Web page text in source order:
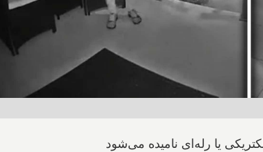
یا رله‌ای نامیده می‌شود